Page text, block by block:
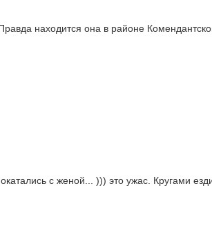
находится она в районе
с женой... ))) это ужас. Кругами